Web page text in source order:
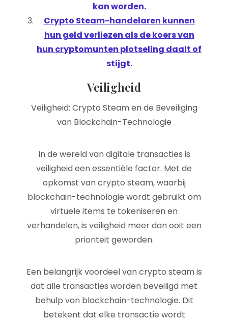
kan worden.
Crypto Steam-handelaren kunnen
hun geld verliezen als de koers van
hun cryptomunten plotseling daalt of
stijgt.
Veiligheid
Veiligheid: Crypto Steam en de Beveiliging
van Blockchain-Technologie
In de wereld van digitale transacties is
veiligheid een essentiële factor. Met de
opkomst van crypto steam, waarbij
blockchain-technologie wordt gebruikt om
virtuele items te tokeniseren en
verhandelen, is veiligheid meer dan ooit een
prioriteit geworden.
Een belangrijk voordeel van crypto steam is
dat alle transacties worden beveiligd met
behulp van blockchain-technologie. Dit
betekent dat elke transactie wordt